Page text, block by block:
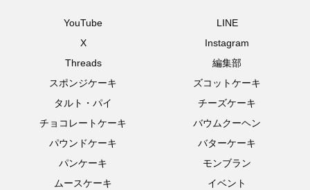
YouTube
LINE
X
Instagram
Threads
編集部
スポンジケーキ
ズコットケーキ
タルト・パイ
チーズケーキ
チョコレートケーキ
バウムクーヘン
パウンドケーキ
バターケーキ
パンケーキ
モンブラン
ムースケーキ
イベント